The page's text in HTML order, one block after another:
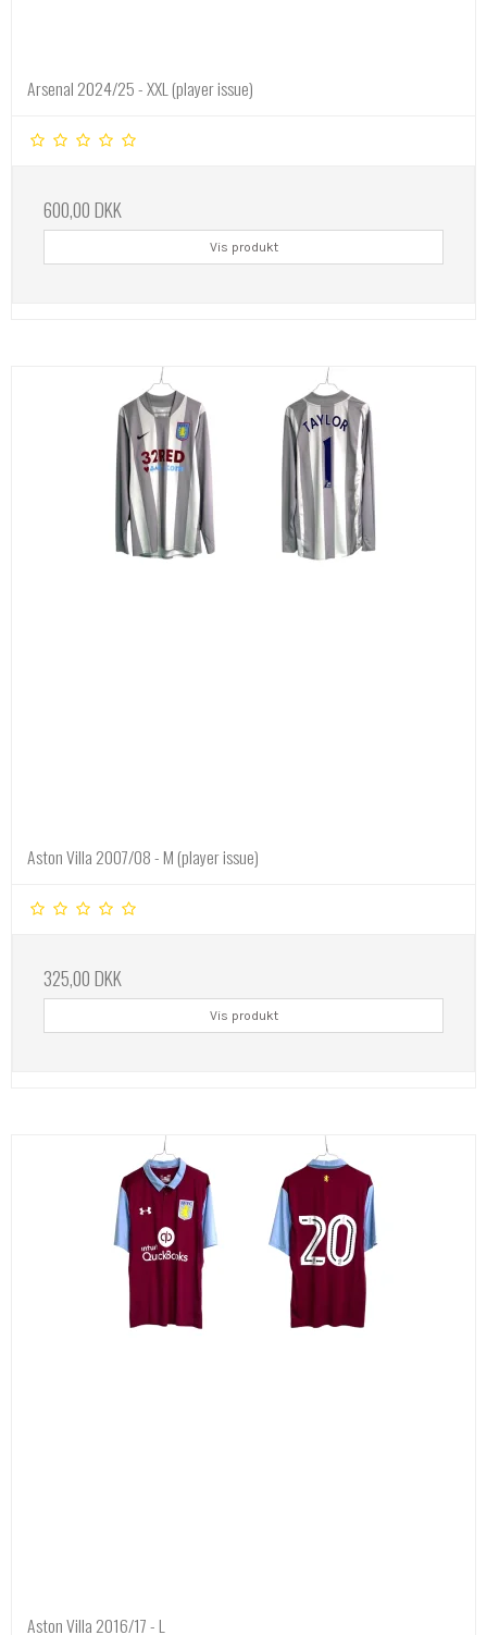
Arsenal 2024/25 - XXL (player issue)
600,00 DKK
Vis produkt
Aston Villa 2007/08 - M (player issue)
325,00 DKK
Vis produkt
Aston Villa 2016/17 - L